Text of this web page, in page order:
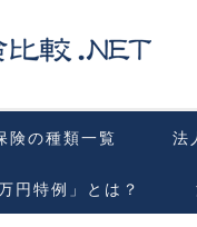
険の種類一覧 法
円特例」とは？